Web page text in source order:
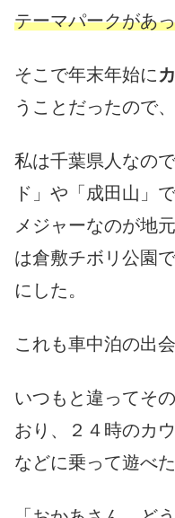
テーマパークがあ
そこで年末年始に
うことだったので
私は千葉県人なの
ド」や「成田山」
メジャーなのが地
は倉敷チボリ公園
にした。
これも車中泊の出
いつもと違ってそ
おり、２４時のカ
などに乗って遊べた